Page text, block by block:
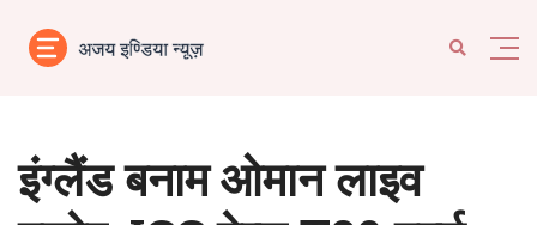
इंग्लैंड बनाम ओमान लाइव